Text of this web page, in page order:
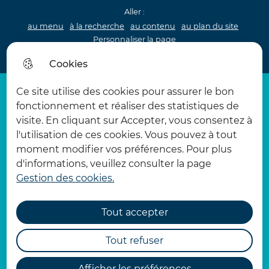
Cookies
Ce site utilise des cookies pour assurer le bon
fonctionnement et réaliser des statistiques de
visite. En cliquant sur Accepter, vous consentez à
l'utilisation de ces cookies. Vous pouvez à tout
moment modifier vos préférences. Pour plus
d'informations, veuillez consulter la page
Gestion des cookies.
Tout accepter
Tout refuser
Aller :
au menu
à la recherche au contenu
au plan du site
Personnaliser la page
Informations
Informations visiteurs
Cet été, retrouvez l’accueil billetterie dans la
chapelle (cour du château).
dimanche de 10h à 12h30 & 13h30 à 18h,
pendant la période estivale, pensez à réserver
vos billets en amont pour visiter le château sur
notrebilletterie en ligne.